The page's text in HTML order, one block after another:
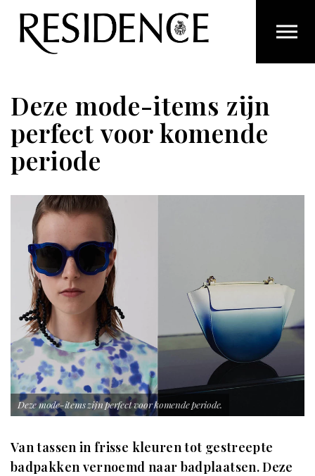
Overslaan en ga direct naar de inhoud
Deze mode-items zijn
perfect voor komende
periode
Deze mode-items zijn perfect voor komende periode.
Van tassen in frisse kleuren tot gestreepte
badpakken vernoemd naar badplaatsen. Deze